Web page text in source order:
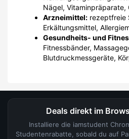
Nägel,
Arzneimittel: rezeptfreie
Erkältungsmittel,
Gesundheits- und
Fitnessbänder,
Blutdruckmessgeräte,
Deals direkt im
Installiere die iamstudent
Studentenrabatte, sobald du auf